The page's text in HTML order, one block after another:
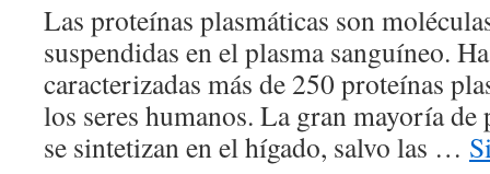
Las proteínas plasmáticas son
suspendidas en el plasma sanguíneo.
caracterizadas más de 250 proteínas
los seres humanos. La gran mayoría de
se sintetizan en el hígado, salvo las …